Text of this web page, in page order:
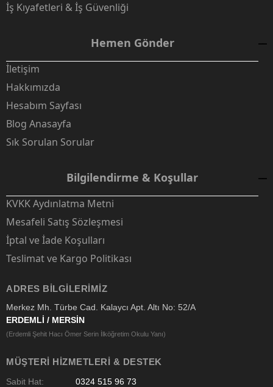
İş Kıyafetleri & İş Güvenliği
Hemen Gönder
İletişim
Hakkımızda
Hesabım Sayfası
Blog Anasayfa
Sık Sorulan Sorular
Bilgilendirme & Koşullar
KVKK Aydınlatma Metni
Mesafeli Satış Sözleşmesi
İptal ve İade Koşulları
Teslimat ve Kargo Politikası
ADRES BILGILERIMIZ
Merkez Mh. Türbe Cad. Kalaycı Apt. Altı No: 52/A
ERDEMLİ / MERSİN
(Erdemli Şehit Hacı Ömer Serin İlköğretim Okulu Yanı)
MÜŞTERI HIZMETLERI & DESTEK
Sabit Hat: 0324 515 96 73